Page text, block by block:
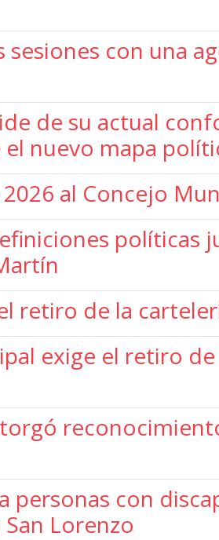
sesiones con una
de su actual
nuevo mapa
al Concejo
políticas
retiro de la
exige el retiro
personas con
Lorenzo